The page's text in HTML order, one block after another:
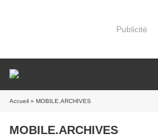
Publicité
Accueil » MOBILE.ARCHIVES
MOBILE.ARCHIVES